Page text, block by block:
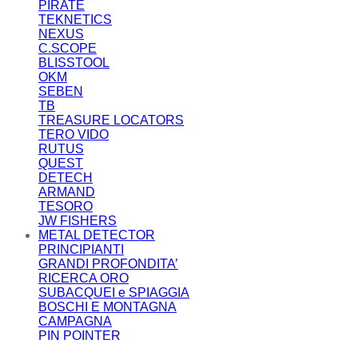
PIRATE
TEKNETICS
NEXUS
C.SCOPE
BLISSTOOL
OKM
SEBEN
TB
TREASURE LOCATORS
TERO VIDO
RUTUS
QUEST
DETECH
ARMAND
TESORO
JW FISHERS
METAL DETECTOR
PRINCIPIANTI
GRANDI PROFONDITA’
RICERCA ORO
SUBACQUEI e SPIAGGIA
BOSCHI E MONTAGNA
CAMPAGNA
PIN POINTER